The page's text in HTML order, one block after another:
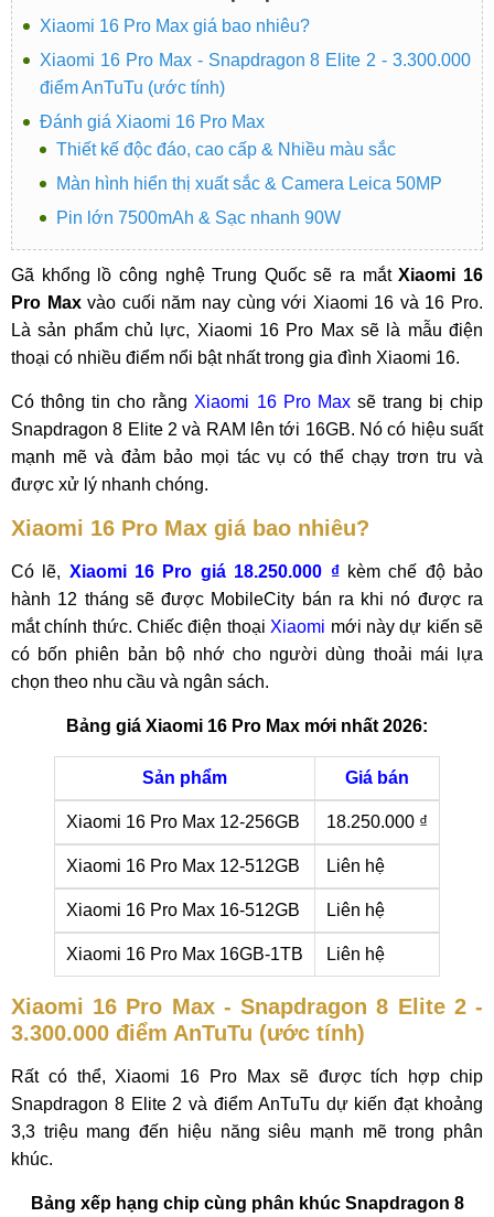
Xiaomi 16 Pro Max giá bao nhiêu?
Xiaomi 16 Pro Max - Snapdragon 8 Elite 2 - 3.300.000
điểm AnTuTu (ước tính)
Đánh giá Xiaomi 16 Pro Max
Thiết kế độc đáo, cao cấp & Nhiều màu sắc
Màn hình hiển thị xuất sắc & Camera Leica 50MP
Pin lớn 7500mAh & Sạc nhanh 90W
Gã khổng lồ công nghệ Trung Quốc sẽ ra mắtXiaomi 16
Pro Maxvào cuối năm nay cùng với Xiaomi 16 và 16 Pro.
Là sản phẩm chủ lực, Xiaomi 16 Pro Max sẽ là mẫu điện
thoại có nhiều điểm nổi bật nhất trong gia đình Xiaomi 16.
Có thông tin cho rằng Xiaomi 16 Pro Maxsẽ trang bị chip
Snapdragon 8 Elite 2 và RAM lên tới 16GB. Nó có hiệu suất
mạnh mẽ và đảm bảo mọi tác vụ có thể chạy trơn tru và
được xử lý nhanh chóng.
Xiaomi 16 Pro Max giá bao nhiêu?
Có lẽ, Xiaomi 16 Pro giá 18.250.000 ₫kèm chế độ bảo
hành 12 tháng sẽ được MobileCity bán ra khi nó được ra
mắt chính thức. Chiếc điện thoại Xiaomi mới này dự kiến sẽ
có bốn phiên bản bộ nhớ cho người dùng thoải mái lựa
chọn theo nhu cầu và ngân sách.
Bảng giá Xiaomi 16 Pro Max mới nhất 2026:
Sản phẩm Giá bán
Xiaomi 16 Pro Max 12-256GB 18.250.000 ₫
Xiaomi 16 Pro Max 12-512GB Liên hệ
Xiaomi 16 Pro Max 16-512GB Liên hệ
Xiaomi 16 Pro Max 16GB-1TB Liên hệ
Xiaomi 16 Pro Max - Snapdragon 8 Elite 2 -
3.300.000 điểm AnTuTu (ước tính)
Rất có thể, Xiaomi 16 Pro Max sẽ được tích hợp chip
Snapdragon 8 Elite 2 và điểm AnTuTu dự kiến đạt khoảng
3,3 triệu mang đến hiệu năng siêu mạnh mẽ trong phân
khúc.
Bảng xếp hạng chip cùng phân khúc Snapdragon 8